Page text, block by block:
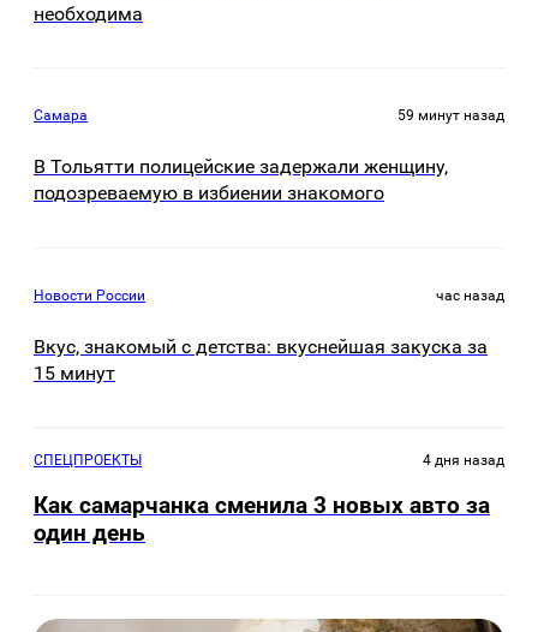
необходима
Самара 59 минут назад
В Тольятти полицейские задержали женщину,
подозреваемую в избиении знакомого
Новости России час назад
Вкус, знакомый с детства: вкуснейшая закуска за
15 минут
СПЕЦПРОЕКТЫ 4 дня назад
Как самарчанка сменила 3 новых авто за
один день